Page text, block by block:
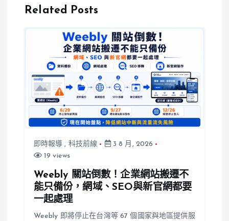
份有限公司遭
款，數十店家
控血本無歸
Related Posts
即時報導 , 科技前線
3 8 月, 2026
19 views
Weebly 關站倒數！企業網站搬遷不
能只備份，網域、SEO與新官網都要
一起處理
Weebly 即將停止在台灣等 67 個國家與地區提供服